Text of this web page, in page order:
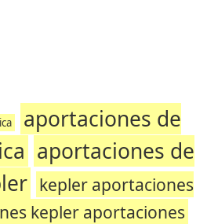
aportaciones de
aportaciones de
kepler aportaciones
kepler aportaciones